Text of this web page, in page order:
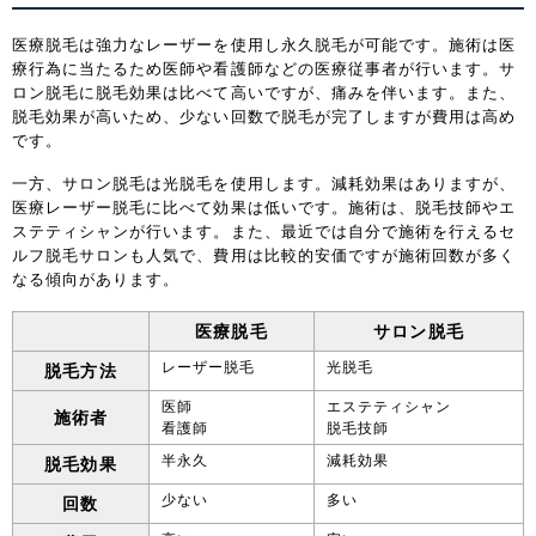
医療脱毛は強力なレーザーを使用し永久脱毛が可能です。施術は医
療行為に当たるため医師や看護師などの医療従事者が行います。サ
ロン脱毛に脱毛効果は比べて高いですが、痛みを伴います。また、
脱毛効果が高いため、少ない回数で脱毛が完了しますが費用は高め
です。
一方、サロン脱毛は光脱毛を使用します。減耗効果はありますが、
医療レーザー脱毛に比べて効果は低いです。施術は、脱毛技師やエ
ステティシャンが行います。また、最近では自分で施術を行えるセ
ルフ脱毛サロンも人気で、費用は比較的安価ですが施術回数が多く
なる傾向があります。
医療脱毛 サロン脱毛
脱毛方法 レーザー脱毛 光脱毛
施術者
医師
看護師
エステティシャン
脱毛技師
脱毛効果 半永久 減耗効果
回数 少ない 多い